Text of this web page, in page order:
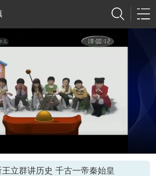
王立群讲历史 千古一帝秦始皇